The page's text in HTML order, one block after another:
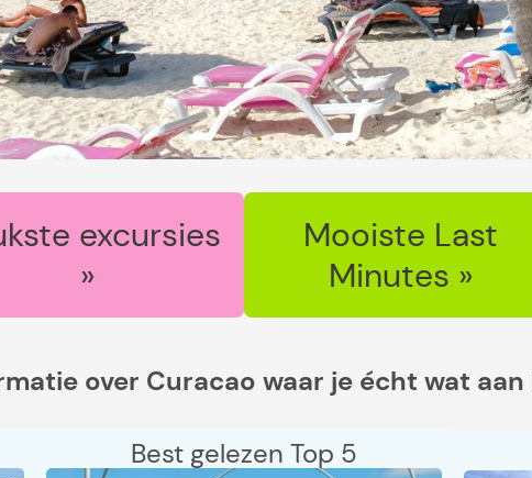
excursies
»
Mooiste Last
Minutes »
over Curacao waar je écht wat
Best gelezen Top 5